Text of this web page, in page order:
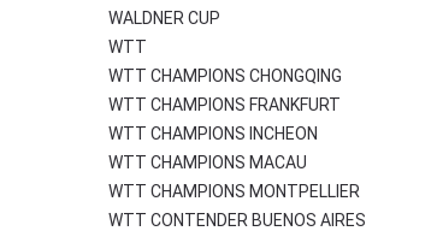
WALDNER CUP
WTT
WTT CHAMPIONS CHONGQING
WTT CHAMPIONS FRANKFURT
WTT CHAMPIONS INCHEON
WTT CHAMPIONS MACAU
WTT CHAMPIONS MONTPELLIER
WTT CONTENDER BUENOS AIRES